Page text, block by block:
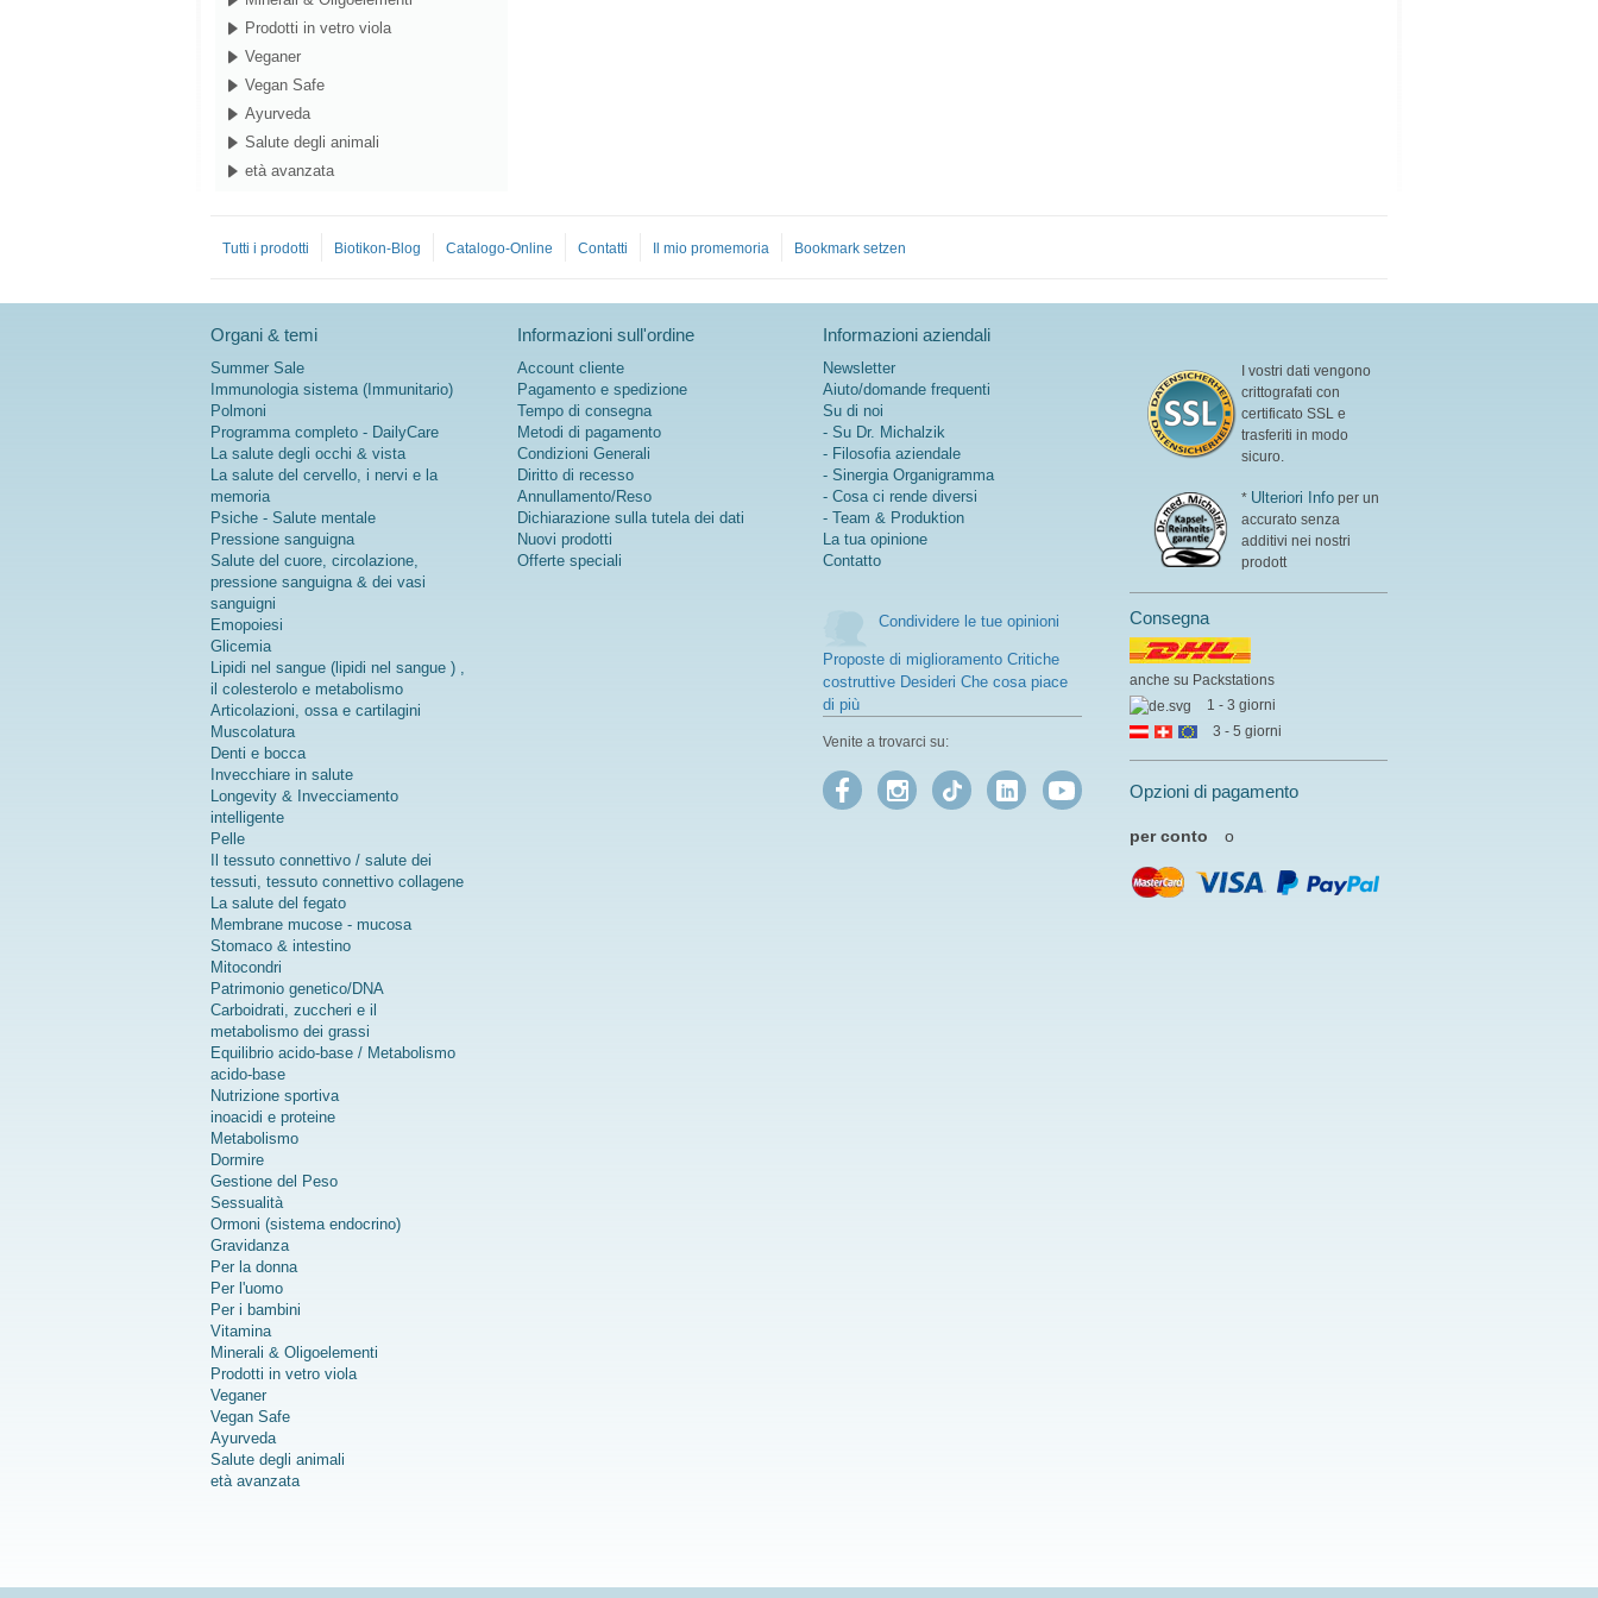
Prodotti in vetro viola
Veganer
Vegan Safe
Ayurveda
Salute degli animali
età avanzata
Tutti i prodotti Biotikon-Blog Catalogo-Online Contatti Il mio promemoria Bookmark setzen
Organi & temi
Summer Sale
Immunologia sistema (Immunitario)
Polmoni
Programma completo - DailyCare
La salute degli occhi & vista
La salute del cervello, i nervi e la
memoria
Psiche - Salute mentale
Pressione sanguigna
Salute del cuore, circolazione,
pressione sanguigna & dei vasi
sanguigni
Emopoiesi
Glicemia
Lipidi nel sangue (lipidi nel sangue ) ,
il colesterolo e metabolismo
Articolazioni, ossa e cartilagini
Muscolatura
Denti e bocca
Invecchiare in salute
Longevity & Invecciamento
intelligente
Pelle
Il tessuto connettivo / salute dei
tessuti, tessuto connettivo collagene
La salute del fegato
Membrane mucose - mucosa
Stomaco & intestino
Mitocondri
Patrimonio genetico/DNA
Carboidrati, zuccheri e il
metabolismo dei grassi
Equilibrio acido-base / Metabolismo
acido-base
Nutrizione sportiva
inoacidi e proteine
Metabolismo
Dormire
Gestione del Peso
Sessualità
Ormoni (sistema endocrino)
Gravidanza
Per la donna
Per l'uomo
Per i bambini
Vitamina
Minerali & Oligoelementi
Prodotti in vetro viola
Veganer
Vegan Safe
Ayurveda
Salute degli animali
età avanzata
Informazioni sull'ordine
Account cliente
Pagamento e spedizione
Tempo di consegna
Metodi di pagamento
Condizioni Generali
Diritto di recesso
Annullamento/Reso
Dichiarazione sulla tutela dei dati
Nuovi prodotti
Offerte speciali
Informazioni aziendali
Newsletter
Aiuto/domande frequenti
Su di noi
- Su Dr. Michalzik
- Filosofia aziendale
- Sinergia Organigramma
- Cosa ci rende diversi
- Team & Produktion
La tua opinione
Contatto
Condividere le tue opinioni
Proposte di miglioramento Critiche
costruttive Desideri Che cosa piace
di più
Venite a trovarci su:
I vostri dati vengono
crittografati con
certificato SSL e
trasferiti in modo
sicuro.
* Ulteriori Info per un
accurato senza
additivi nei nostri
prodott
Consegna
anche su Packstations
1 - 3 giorni
3 - 5 giorni
Opzioni di pagamento
per conto o